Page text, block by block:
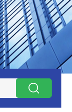
！！TORAY东丽